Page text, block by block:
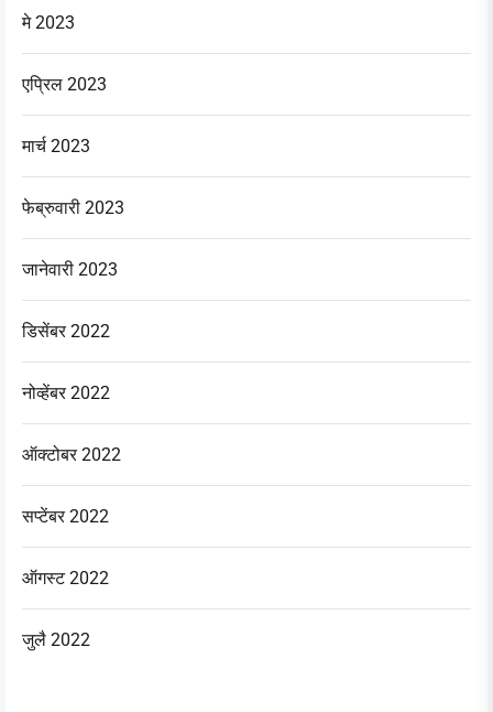
मे 2023
एप्रिल 2023
मार्च 2023
फेब्रुवारी 2023
जानेवारी 2023
डिसेंबर 2022
नोव्हेंबर 2022
ऑक्टोबर 2022
सप्टेंबर 2022
ऑगस्ट 2022
जुलै 2022